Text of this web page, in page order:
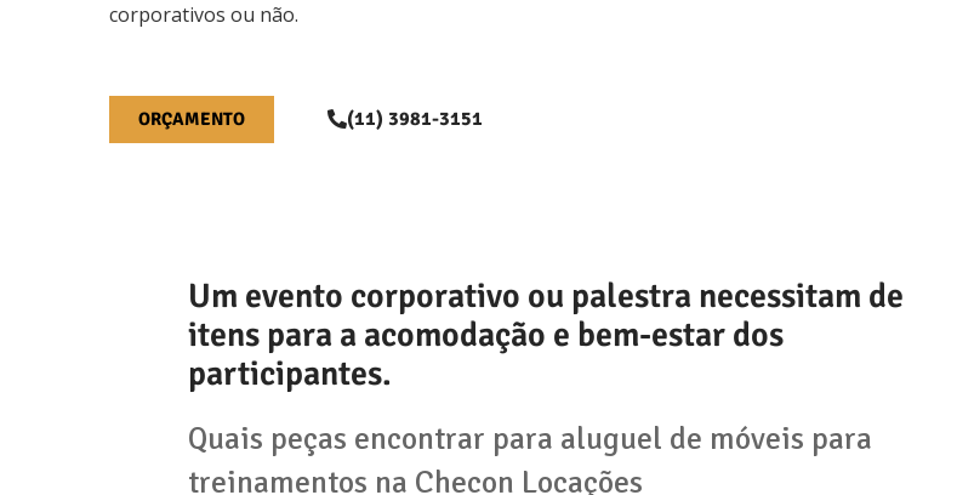
corporativos ou não.
ORÇAMENTO (11) 3981-3151
Um evento corporativo ou palestra necessitam de
itens para a acomodação e bem-estar dos
participantes.
Quais peças encontrar para aluguel de móveis para
treinamentos na Checon Locações